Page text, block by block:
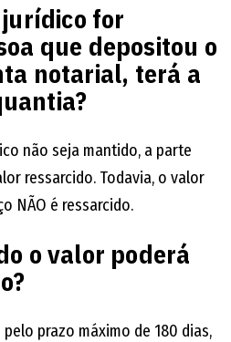
jurídico for
que depositou o
notarial, terá a
não seja mantido, a parte
ressarcido. Todavia, o valor
NÃO é ressarcido.
o valor poderá
prazo máximo de 180 dias,